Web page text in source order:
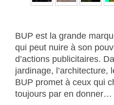
BUP est la grande
qui peut nuire à son
d’actions publicitaires.
jardinage,
BUP promet à ceux qui
toujours par en donner…